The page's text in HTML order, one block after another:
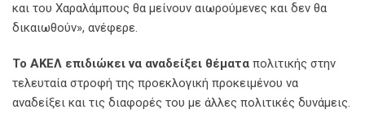
και του Χαραλάμπους θα μείνουν αιωρούμενες και δεν θα
δικαιωθούν», ανέφερε.
Το ΑΚΕΛ επιδιώκει να αναδείξει θέματα πολιτικής στην
τελευταία στροφή της προεκλογική προκειμένου να
αναδείξει και τις διαφορές του με άλλες πολιτικές δυνάμεις.